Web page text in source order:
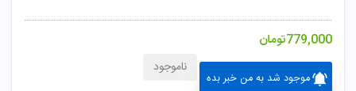
779,000تومان
موجود شد به من خبر بده
ناموجود